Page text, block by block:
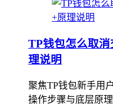
TP钱包怎么取
理说明
聚焦TP钱包新手用
操作步骤与底层原